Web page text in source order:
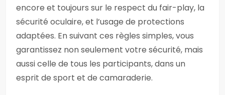
encore et toujours sur le respect du fair-play, la
sécurité oculaire, et l’usage de protections
adaptées. En suivant ces règles simples, vous
garantissez non seulement votre sécurité, mais
aussi celle de tous les participants, dans un
esprit de sport et de camaraderie.